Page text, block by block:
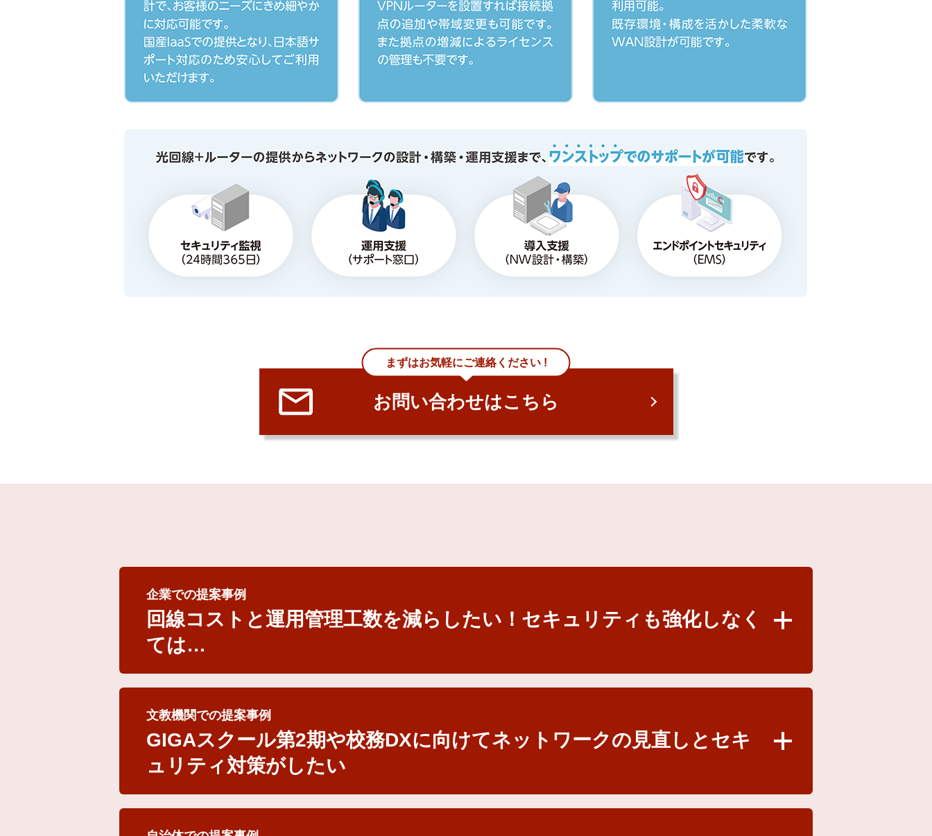
まずはお気軽にご連絡ください !
お問い合わせはこちら
企業での提案事例
回線コストと運用管理工数を減らしたい！セキュリティも強化しなく
ては…
文教機関での提案事例
GIGAスクール第2期や校務DXに向けてネットワークの見直しとセキ
ュリティ対策がしたい